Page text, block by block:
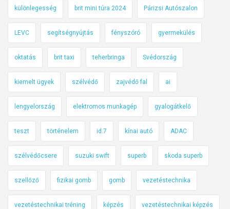
különlegesség brit mini túra 2024 Párizsi Autószalon
LEVC segítségnyújtás fényszóró gyermekülés
oktatás brit taxi teherbringa Svédország
kiemelt ügyek szélvédő zajvédő fal ai
lengyelország elektromos munkagép gyalogátkelő
teszt történelem id.7 kínai autó ADAC
szélvédőcsere suzuki swift superb skoda superb
szellőző fizikai gomb gomb vezetéstechnika
vezetéstechnikai tréning képzés vezetéstechnikai képzés